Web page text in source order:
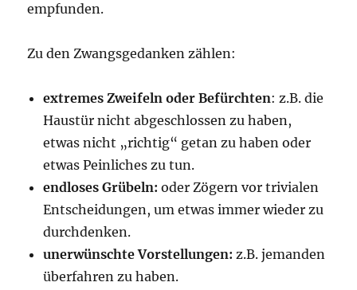
empfunden.
Zu den Zwangsgedanken zählen:
extremes Zweifeln oder Befürchten: z.B. die
Haustür nicht abgeschlossen zu haben,
etwas nicht „richtig“ getan zu haben oder
etwas Peinliches zu tun.
endloses Grübeln: oder Zögern vor trivialen
Entscheidungen, um etwas immer wieder zu
durchdenken.
unerwünschte Vorstellungen: z.B. jemanden
überfahren zu haben.